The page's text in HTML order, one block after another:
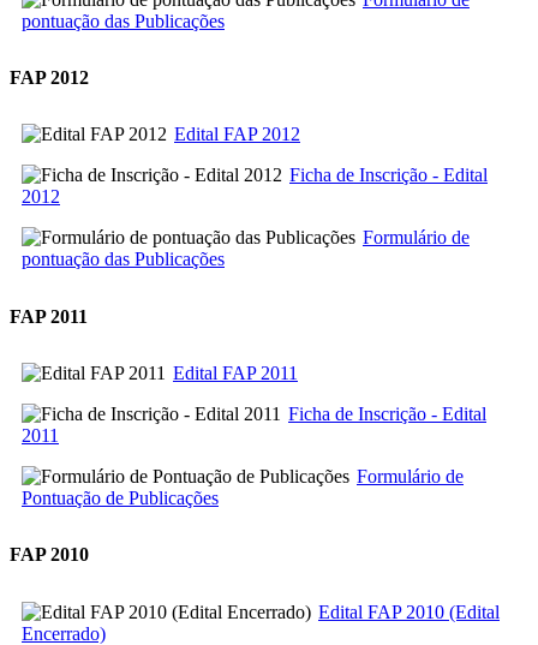
pontuação das Publicações
FAP 2012
Edital FAP 2012
Ficha de Inscrição - Edital
2012
Formulário de
pontuação das Publicações
FAP 2011
Edital FAP 2011
Ficha de Inscrição - Edital
2011
Formulário de
Pontuação de Publicações
FAP 2010
Edital FAP 2010 (Edital
Encerrado)